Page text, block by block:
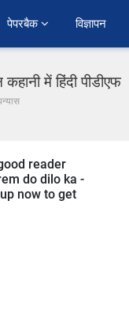
पेपरबैक विज्ञापन
में हिंदी पीडीएफ
reader
do dilo ka -
now to get